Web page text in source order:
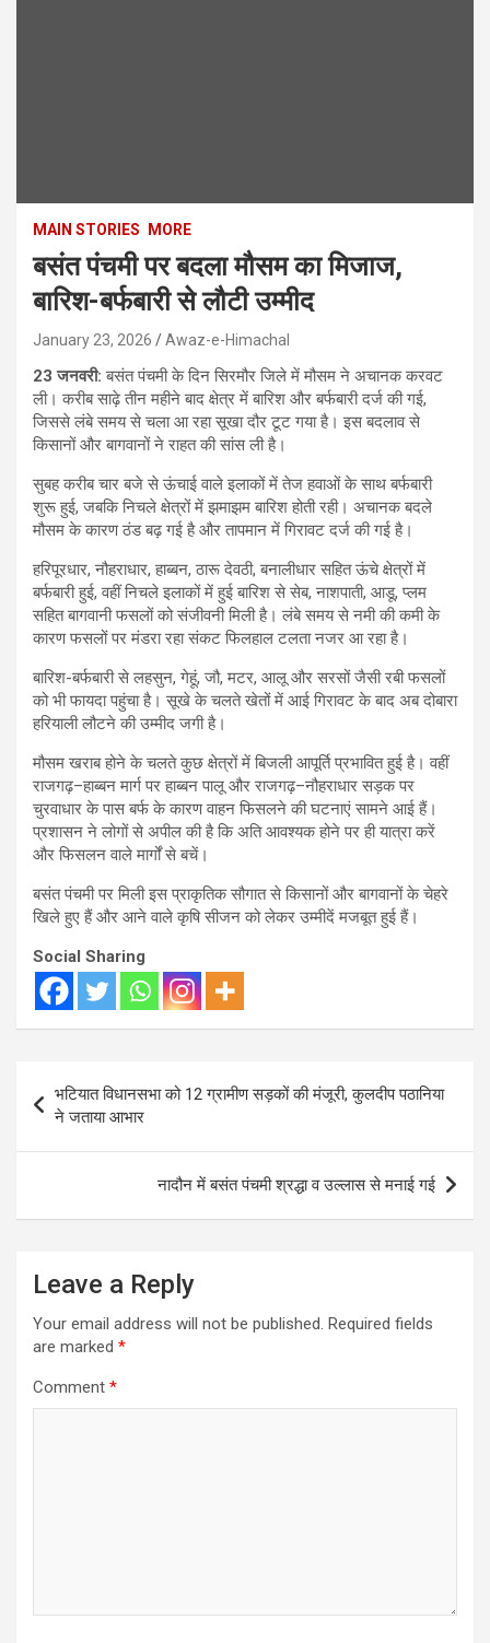
MAIN STORIES MORE
बसंत पंचमी पर बदला मौसम का मिजाज,
बारिश-बर्फबारी से लौटी उम्मीद
January 23, 2026 Awaz-e-Himachal
23 जनवरी:बसंत पंचमी के दिन सिरमौर जिले में मौसम ने अचानक करवट
ली। करीब साढ़े तीन महीने बाद क्षेत्र में बारिश और बर्फबारी दर्ज की गई,
जिससे लंबे समय से चला आ रहा सूखा दौर टूट गया है। इस बदलाव से
किसानों और बागवानों ने राहत की सांस ली है।
सुबह करीब चार बजे से ऊंचाई वाले इलाकों में तेज हवाओं के साथ बर्फबारी
शुरू हुई, जबकि निचले क्षेत्रों में झमाझम बारिश होती रही। अचानक बदले
मौसम के कारण ठंड बढ़ गई है और तापमान में गिरावट दर्ज की गई है।
हरिपूरधार, नौहराधार, हाब्बन, ठारू देवठी, बनालीधार सहित ऊंचे क्षेत्रों में
बर्फबारी हुई, वहीं निचले इलाकों में हुई बारिश से सेब, नाशपाती, आडू, प्लम
सहित बागवानी फसलों को संजीवनी मिली है। लंबे समय से नमी की कमी के
कारण फसलों पर मंडरा रहा संकट फिलहाल टलता नजर आ रहा है।
बारिश-बर्फबारी से लहसुन, गेहूं, जौ, मटर, आलू और सरसों जैसी रबी फसलों
को भी फायदा पहुंचा है। सूखे के चलते खेतों में आई गिरावट के बाद अब दोबारा
हरियाली लौटने की उम्मीद जगी है।
मौसम खराब होने के चलते कुछ क्षेत्रों में बिजली आपूर्ति प्रभावित हुई है। वहीं
राजगढ़–हाब्बन मार्ग पर हाब्बन पालू और राजगढ़–नौहराधार सड़क पर
चुरवाधार के पास बर्फ के कारण वाहन फिसलने की घटनाएं सामने आई हैं।
प्रशासन ने लोगों से अपील की है कि अति आवश्यक होने पर ही यात्रा करें
और फिसलन वाले मार्गों से बचें।
बसंत पंचमी पर मिली इस प्राकृतिक सौगात से किसानों और बागवानों के चेहरे
खिले हुए हैं और आने वाले कृषि सीजन को लेकर उम्मीदें मजबूत हुई हैं।
Social Sharing
Post
navigation
भटियात विधानसभा को 12 ग्रामीण सड़कों की मंजूरी, कुलदीप पठानिया
ने जताया आभार
नादौन में बसंत पंचमी श्रद्धा व उल्लास से मनाई गई
Leave a Reply
Your email address will not be published. Required fields
are marked *
Comment *